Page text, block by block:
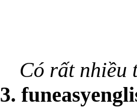
Có rất nhiều
3.